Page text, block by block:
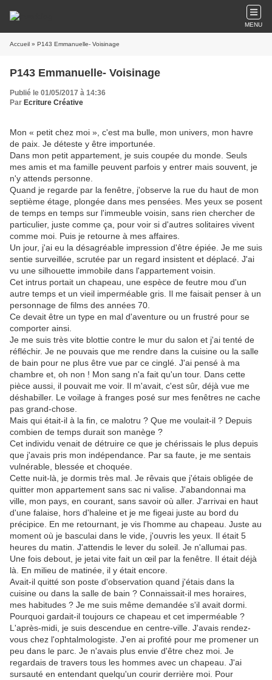
MENU
Accueil » P143 Emmanuelle- Voisinage
P143 Emmanuelle- Voisinage
Publié le 01/05/2017 à 14:36
Par Ecriture Créative
Mon « petit chez moi », c'est ma bulle, mon univers, mon havre
de paix. Je déteste y être importunée.
Dans mon petit appartement, je suis coupée du monde. Seuls
mes amis et ma famille peuvent parfois y entrer mais souvent, je
n'y attends personne.
Quand je regarde par la fenêtre, j'observe la rue du haut de mon
septième étage, plongée dans mes pensées. Mes yeux se posent
de temps en temps sur l'immeuble voisin, sans rien chercher de
particulier, juste comme ça, pour voir si d'autres solitaires vivent
comme moi. Puis je retourne à mes affaires.
Un jour, j'ai eu la désagréable impression d'être épiée. Je me suis
sentie surveillée, scrutée par un regard insistent et déplacé. J'ai
vu une silhouette immobile dans l'appartement voisin.
Cet intrus portait un chapeau, une espèce de feutre mou d'un
autre temps et un vieil imperméable gris. Il me faisait penser à un
personnage de films des années 70.
Ce devait être un type en mal d'aventure ou un frustré pour se
comporter ainsi.
Je me suis très vite blottie contre le mur du salon et j'ai tenté de
réfléchir. Je ne pouvais que me rendre dans la cuisine ou la salle
de bain pour ne plus être vue par ce cinglé. J'ai pensé à ma
chambre et, oh non ! Mon sang n'a fait qu'un tour. Dans cette
pièce aussi, il pouvait me voir. Il m'avait, c'est sûr, déjà vue me
déshabiller. Le voilage à franges posé sur mes fenêtres ne cache
pas grand-chose.
Mais qui était-il à la fin, ce malotru ? Que me voulait-il ? Depuis
combien de temps durait son manège ?
Cet individu venait de détruire ce que je chérissais le plus depuis
que j'avais pris mon indépendance. Par sa faute, je me sentais
vulnérable, blessée et choquée.
Cette nuit-là, je dormis très mal. Je rêvais que j'étais obligée de
quitter mon appartement sans sac ni valise. J'abandonnai ma
ville, mon pays, en courant, sans savoir où aller. J'arrivai en haut
d'une falaise, hors d'haleine et je me figeai juste au bord du
précipice. En me retournant, je vis l'homme au chapeau. Juste au
moment où je basculai dans le vide, j'ouvris les yeux. Il était 5
heures du matin. J'attendis le lever du soleil. Je n'allumai pas.
Une fois debout, je jetai vite fait un œil par la fenêtre. Il était déjà
là. En milieu de matinée, il y était encore.
Avait-il quitté son poste d'observation quand j'étais dans la
cuisine ou dans la salle de bain ? Connaissait-il mes horaires,
mes habitudes ? Je me suis même demandée s'il avait dormi.
Pourquoi gardait-il toujours ce chapeau et cet imperméable ?
L'après-midi, je suis descendue en centre-ville. J'avais rendez-
vous chez l'ophtalmologiste. J'en ai profité pour me promener un
peu dans le parc. Je n'avais plus envie d'être chez moi. Je
regardais de travers tous les hommes avec un chapeau. J'ai
sursauté en entendant quelqu'un courir derrière moi. Pour